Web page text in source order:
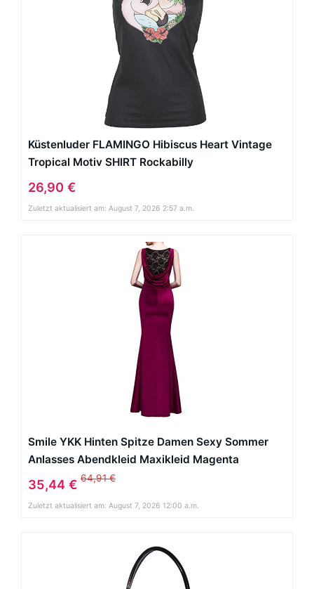
Küstenluder FLAMINGO Hibiscus Heart Vintage
Tropical Motiv SHIRT Rockabilly
26,90 €
Zuletzt aktualisiert am: August 7, 2026 2:57 a.m.
Smile YKK Hinten Spitze Damen Sexy Sommer
Anlasses Abendkleid Maxikleid Magenta
35,44 € 64,91 €
Zuletzt aktualisiert am: August 7, 2026 12:00 a.m.